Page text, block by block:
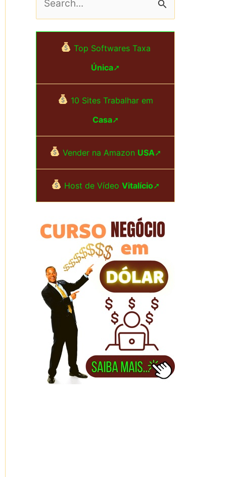
e
s
p
Top Softwares Taxa
Única➚
10 Sites Trabalhar em
Casa➚
Vender na Amazon USA➚
Host de VídeoVitalício➚